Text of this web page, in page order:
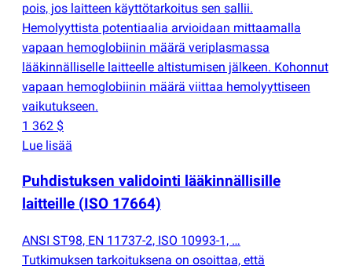
pois, jos laitteen käyttötarkoitus sen sallii.
Hemolyyttista potentiaalia arvioidaan mittaamalla
vapaan hemoglobiinin määrä veriplasmassa
lääkinnälliselle laitteelle altistumisen jälkeen. Kohonnut
vapaan hemoglobiinin määrä viittaa hemolyyttiseen
vaikutukseen.
1 362 $
Lue lisää
Puhdistuksen validointi lääkinnällisille
laitteille (ISO 17664)
ANSI ST98, EN 11737-2, ISO 10993-1, …
Tutkimuksen tarkoituksena on osoittaa, että